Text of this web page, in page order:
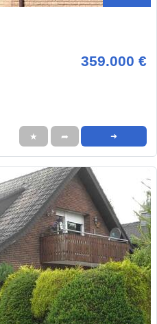
359.000 €
★ ➦ ➜